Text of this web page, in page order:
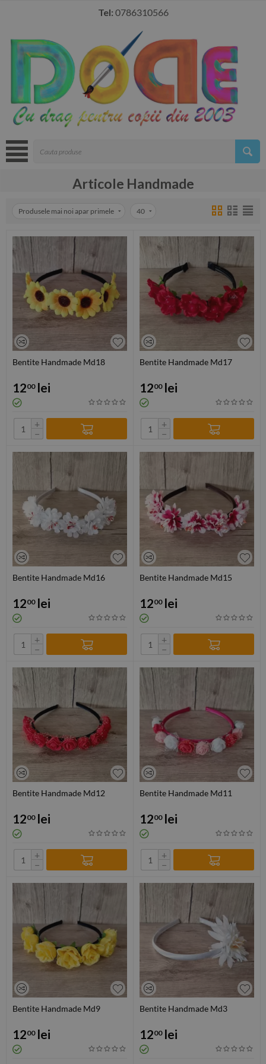
Tel: 0786310566
Articole Handmade
Produsele mai noi apar primele 40
Bentite Handmade Md18
1200 lei
+
−
Bentite Handmade Md17
1200 lei
+
−
Bentite Handmade Md16
1200 lei
+
−
Bentite Handmade Md15
1200 lei
+
−
Bentite Handmade Md12
1200 lei
+
−
Bentite Handmade Md11
1200 lei
+
−
Bentite Handmade Md9
1200 lei
Bentite Handmade Md3
1200 lei